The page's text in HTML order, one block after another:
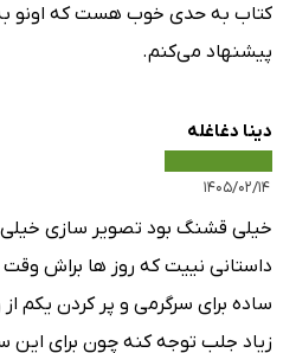
کتاب به حدی خوب هست که اونو
پیشنهاد می‌کنم.
دینا دغاغله
۱۴۰۵/۰۲/۱۴
خیلی قشنگ بود تصویر سازی
داستانی نییت که روز ها براش
ساده برای سرگرمی و پر کردن یکم
زیاد جلب توجه کنه چون برای